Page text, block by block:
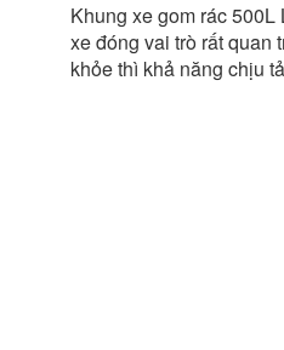
Khung xe gom rác
xe đóng vai trò rất quan
khỏe thì khả năng chịu